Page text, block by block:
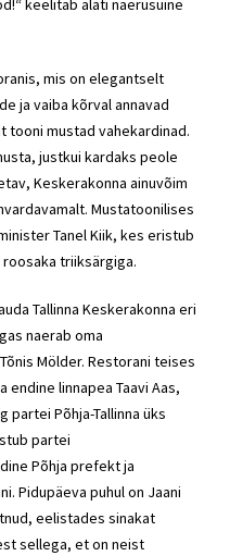
keelitab alati naerusuine
mis on elegantselt
ja vaiba kõrval annavad
mustad vahekardinad.
justkui kardaks peole
Keskerakonna ainuvõim
Mustatoonilises
Tanel Kiik, kes eristub
triiksärgiga.
Tallinna Keskerakonna eri
naerab oma
Mölder. Restorani teises
endine linnapea Taavi Aas,
partei Põhja-Tallinna üks
partei
Põhja prefekt ja
Pidupäeva puhul on Jaani
eelistades sinakat
sellega, et on neist